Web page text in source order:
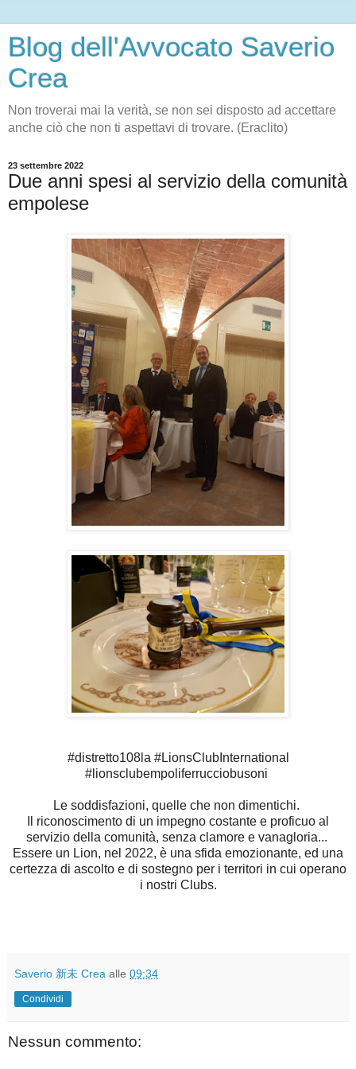
Blog dell'Avvocato Saverio
Crea
Non troverai mai la verità, se non sei disposto ad accettare
anche ciò che non ti aspettavi di trovare. (Eraclito)
23 settembre 2022
Due anni spesi al servizio della comunità
empolese
#distretto108la #LionsClubInternational
#lionsclubempoliferrucciobusoni
Le soddisfazioni, quelle che non dimentichi.
Il riconoscimento di un impegno costante e proficuo al
servizio della comunità, senza clamore e vanagloria...
Essere un Lion, nel 2022, è una sfida emozionante, ed una
certezza di ascolto e di sostegno per i territori in cui operano
i nostri Clubs.
Saverio 新未 Crea alle 09:34
Condividi
Nessun commento: